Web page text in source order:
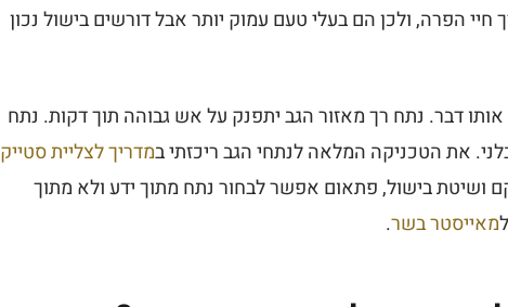
הפרה, ולכן הם בעלי טעם עמוק יותר אבל דורשים בישול נכון
דבר. נתח רך מאזור הגב יתפנק על אש גבוהה תוך דקות. נתח
את הטכניקה המלאה לנתחי הגב ריכזתי במדריך לצליית סטייק
ושיטת בישול, פתאום אפשר לבחור נתח מתוך ידע ולא מתוך
מאייסטר בשר.